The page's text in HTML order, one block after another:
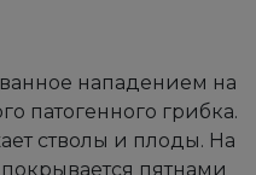
нападением на
патогенного грибка.
стволы и плоды. На
пятнами